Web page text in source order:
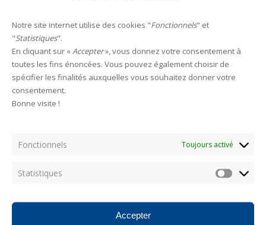
Notre site internet utilise des cookies "Fonctionnels" et
"Statistiques".
En cliquant sur « Accepter», vous donnez votre consentement à
toutes les fins énoncées. Vous pouvez également choisir de
spécifier les finalités auxquelles vous souhaitez donner votre
consentement.
Bonne visite !
Fonctionnels Toujours activé
Statistiques
Accepter
Leave a reply
HAMECONS
AUCUNE CATÉGORIE
Les plus consultés